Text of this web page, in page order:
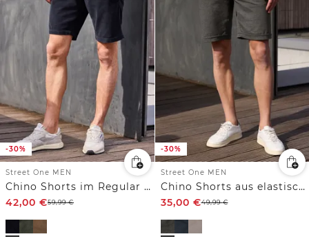
-30%
Street One MEN
Chino Shorts im Regular Fit aus Cord
42,00 €59,99€
-30%
Street One MEN
Chino Shorts aus elastischem Jersey mit Flexbund
35,00 €49,99€